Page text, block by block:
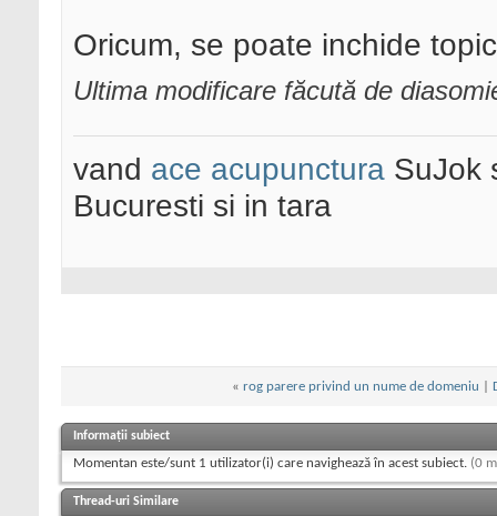
Oricum, se poate inchide
Ultima modificare făcută de
vand ace acupunctura SuJok
Bucuresti si in tara
« rog parere privind un nume de domeniu
Informații subiect
Momentan este/sunt 1 utilizator(i) care navighează în acest subiect. (0
Thread-uri Similare